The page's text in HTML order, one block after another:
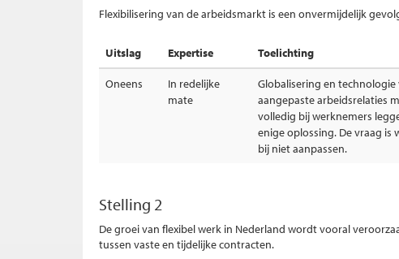
Flexibilisering van de arbeidsmarkt is een onvermijdelijk
Uitslag Expertise Toelichting
Oneens
In redelijke
mate
Globalisering en technologie
aangepaste arbeidsrelaties
volledig bij werknemers
enige oplossing. De vraag is
bij niet aanpassen.
Stelling 2
De groei van flexibel werk in Nederland wordt vooral
tussen vaste en tijdelijke contracten.